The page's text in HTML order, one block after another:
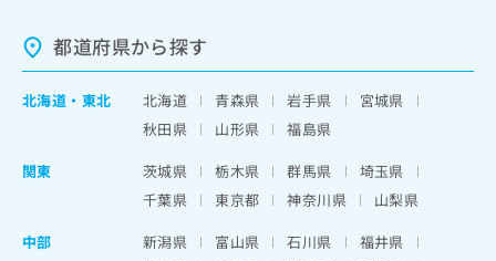
都道府県から探す
北海道 ・ 東北 北海道 青森県 岩手県
宮城県
秋田県
山形県
福島県
関東
茨城県 栃木県 群馬県
埼玉県
千葉県
東京都 神奈川県
山梨県
中部
新潟県 富山県 石川県
福井県